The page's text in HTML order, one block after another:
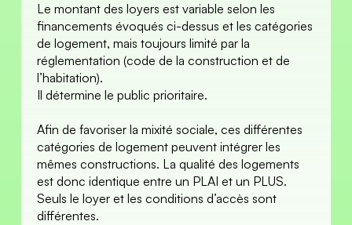
Le montant des loyers est variable selon les
financements évoqués ci-dessus et les catégories
de logement, mais toujours limité par la
réglementation (code de la construction et de
l’habitation).
Il détermine le public prioritaire.
Afin de favoriser la mixité sociale, ces différentes
catégories de logement peuvent intégrer les
mêmes constructions. La qualité des logements
est donc identique entre un PLAI et un PLUS.
Seuls le loyer et les conditions d’accès sont
différentes.